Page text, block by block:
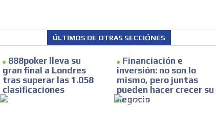
ÚLTIMOS DE OTRAS SECCIÓNES
888poker lleva su
gran final a Londres
tras superar las 1.058
clasificaciones
Financiación e
inversión: no son lo
mismo, pero juntas
pueden hacer crecer su
negocio